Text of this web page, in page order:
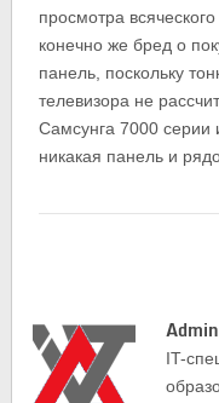
просмотра
конечно же бред о
панель, поскольку
телевизора не
Самсунга 7000 серии
никакая панель и
Admin
IT-